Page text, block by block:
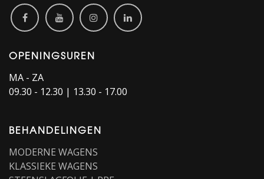
OPENINGSUREN
MA - ZA
09.30 - 12.30 | 13.30 - 17.00
BEHANDELINGEN
MODERNE WAGENS
KLASSIEKE WAGENS